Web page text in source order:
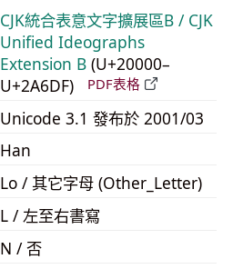
CJK統合表意文字擴展區B / CJK
Unified Ideographs
Extension B (U+20000–
U+2A6DF)
PDF表格
Unicode 3.1 發布於 2001/03
Han
Lo / 其它字母 (Other_Letter)
L / 左至右書寫
N / 否